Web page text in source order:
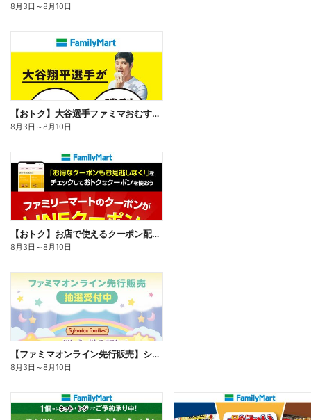
8月3日 ～8月10日
【おトク】大谷選手ファミマおむすび割
8月3日 ～8月10日
【おトク】お店で使えるクーポン配信中
8月3日 ～8月10日
【ファミマオンライン先行販売】シルバニアファミリー
8月3日 ～8月10日